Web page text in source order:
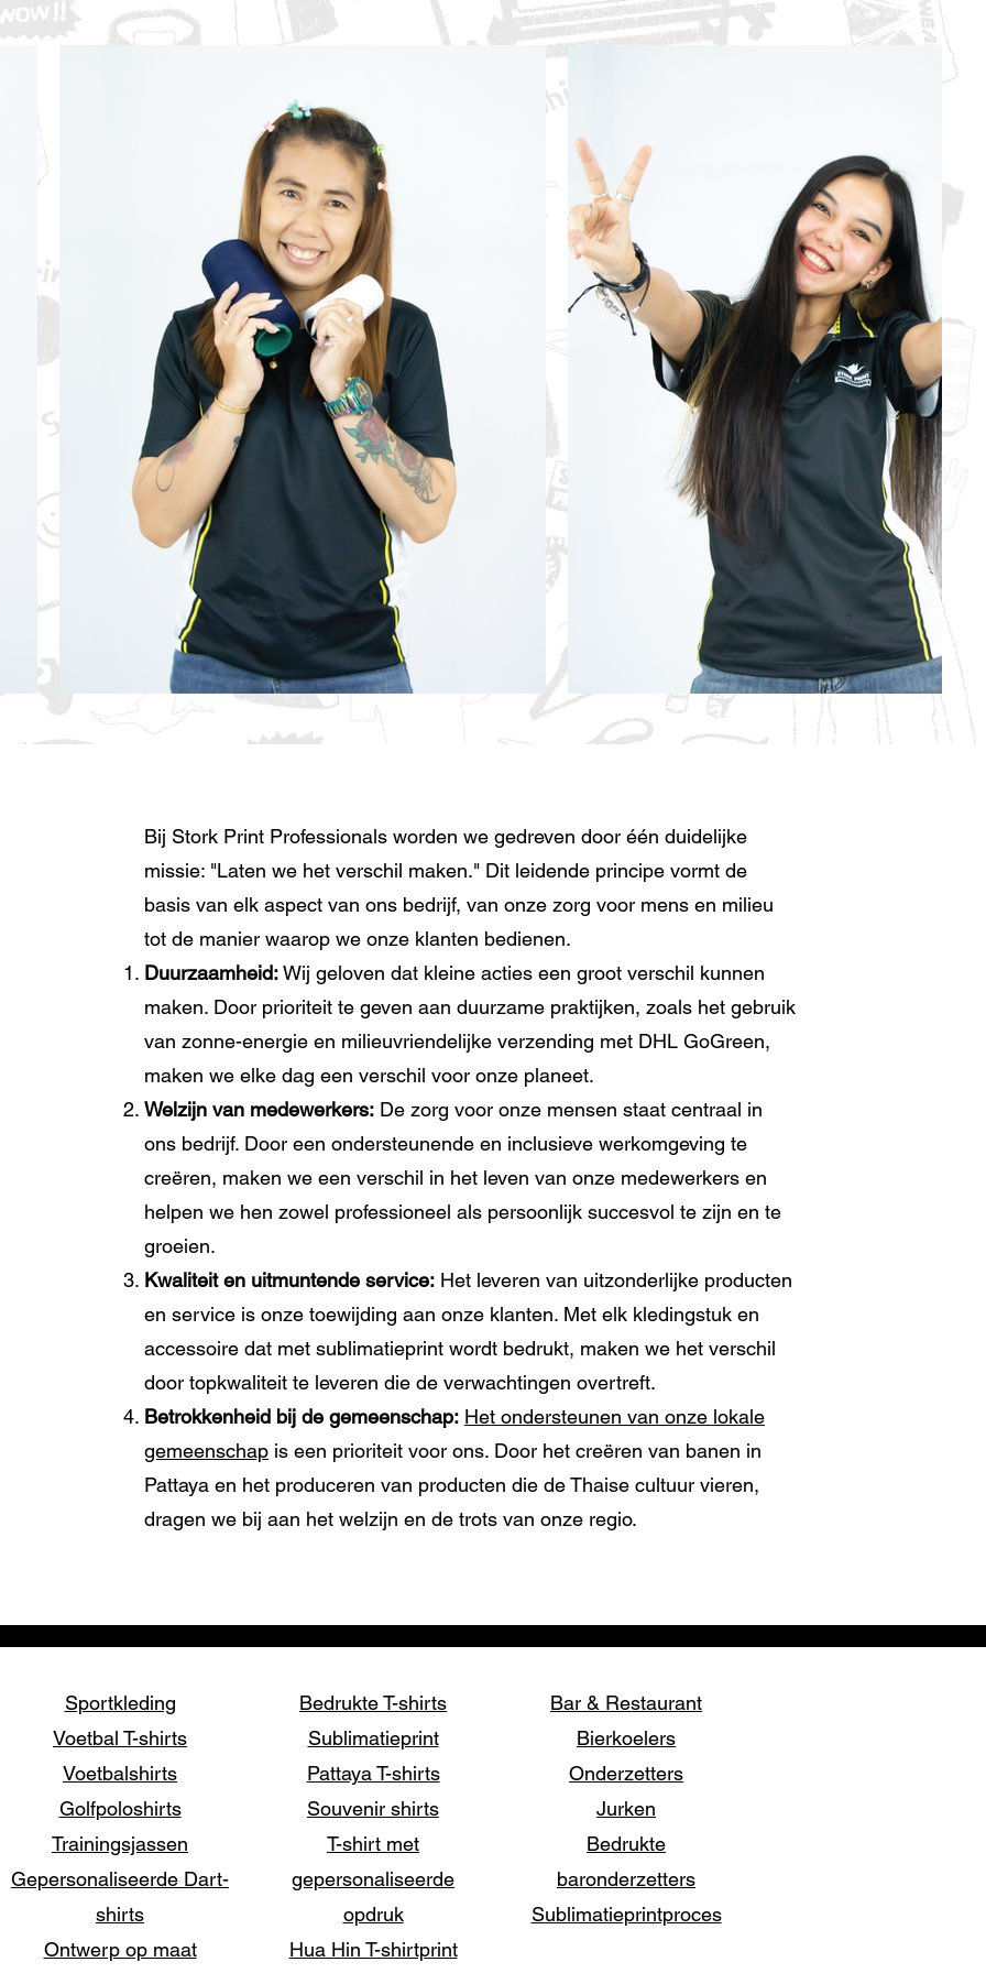
Bij Stork Print Professionals worden we gedreven door één duidelijke
missie: "Laten we het verschil maken." Dit leidende principe vormt de
basis van elk aspect van ons bedrijf, van onze zorg voor mens en milieu
tot de manier waarop we onze klanten bedienen.
Duurzaamheid:Wij geloven dat kleine acties een groot verschil kunnen
maken. Door prioriteit te geven aan duurzame praktijken, zoals het gebruik
van zonne-energie en milieuvriendelijke verzending met DHL GoGreen,
maken we elke dag een verschil voor onze planeet.
Welzijn van medewerkers: De zorg voor onze mensen staat centraal in
ons bedrijf. Door een ondersteunende en inclusieve werkomgeving te
creëren, maken we een verschil in het leven van onze medewerkers en
helpen we hen zowel professioneel als persoonlijk succesvol te zijn en te
groeien.
Kwaliteit en uitmuntende service: Het leveren van uitzonderlijke producten
en service is onze toewijding aan onze klanten. Met elk kledingstuk en
accessoire dat met sublimatieprint wordt bedrukt, maken we het verschil
door topkwaliteit te leveren die de verwachtingen overtreft.
Betrokkenheid bij de gemeenschap: Het ondersteunen van onze lokale
gemeenschap is een prioriteit voor ons. Door het creëren van banen in
Pattaya en het produceren van producten die de Thaise cultuur vieren,
dragen we bij aan het welzijn en de trots van onze regio.
Sportkleding
Voetbal T-shirts
Voetbalshirts
Golfpoloshirts
Trainingsjassen
Gepersonaliseerde Dart-
shirts
Ontwerp op maat
Bedrukte T-shirts
Sublimatieprint
Pattaya T-shirts
Souvenir shirts
T-shirt met
gepersonaliseerde
opdruk
Hua Hin T-shirtprint
Bar & Restaurant
Bierkoelers
Onderzetters
Jurken
Bedrukte
baronderzetters
Sublimatieprintproces